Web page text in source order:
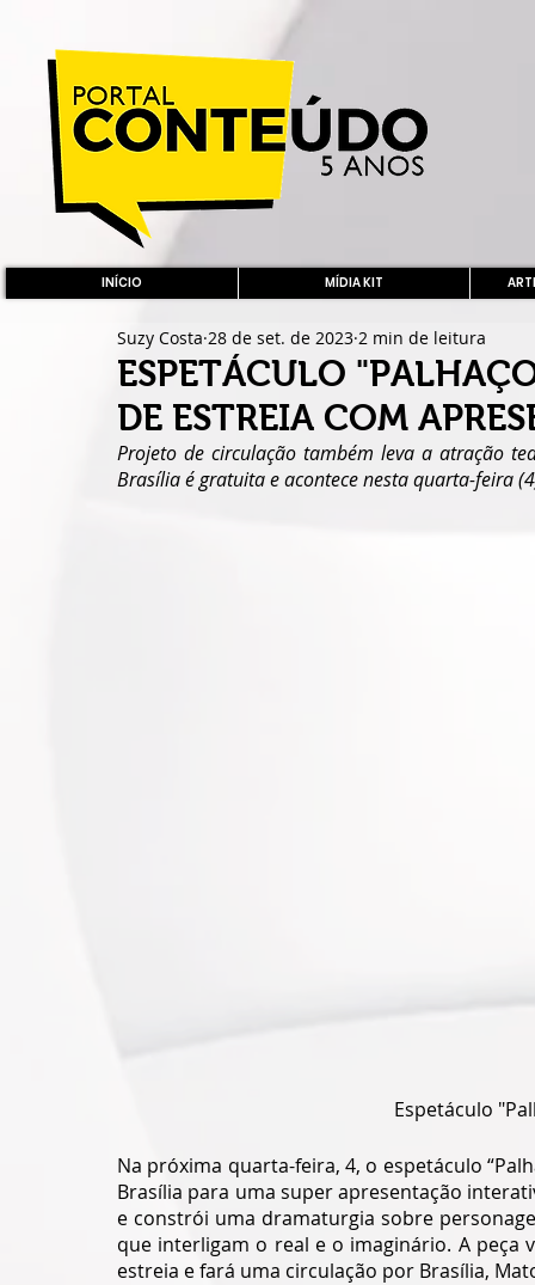
INÍCIO MÍDIA KIT
ESPETÁCULO
DE ESTREIA COM
Suzy Costa 28 de set. de 2023 2 min de leitura
Projeto de circulação também leva a atração
Brasília é gratuita e acontece nesta quarta-feira
Espetáculo
Na próxima quarta-feira, 4, o espetáculo
Brasília para uma super apresentação
e constrói uma dramaturgia sobre
que interligam o real e o imaginário. A peça
estreia e fará uma circulação por Brasília,